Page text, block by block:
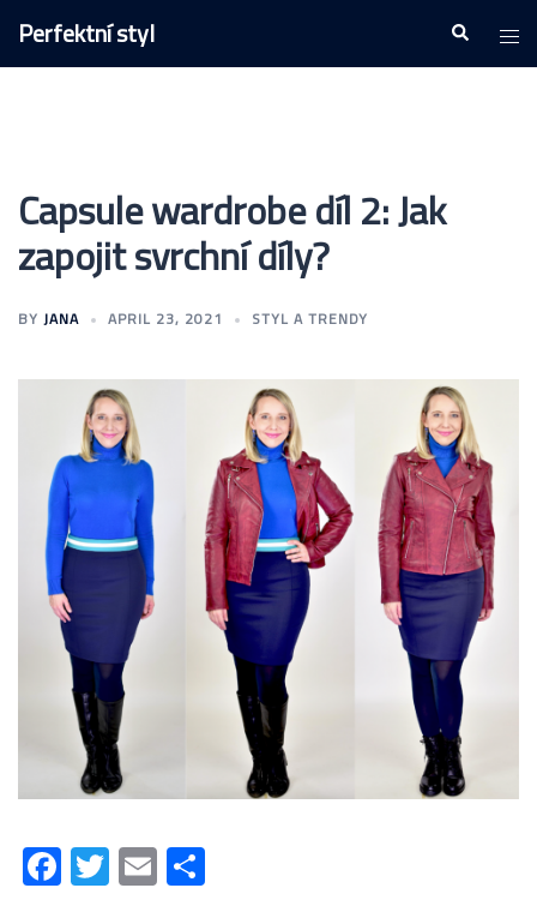
Skip
content
Perfektní styl Search
Capsule wardrobe díl 2: Jak
zapojit svrchní díly?
BY JANA APRIL 23, 2021 STYL A TRENDY
Facebook
Twitter
Email